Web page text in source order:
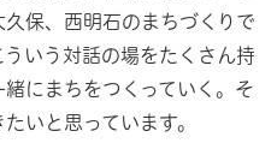
保、西明石のまちづくりで
いう対話の場をたくさん持
にまちをつくっていく。そ
いと思っています。